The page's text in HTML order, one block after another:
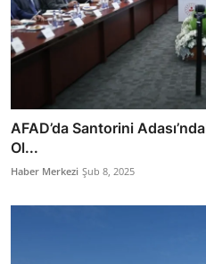
AFAD’da Santorini
Ol...
Haber Merkezi Şub 8, 2025